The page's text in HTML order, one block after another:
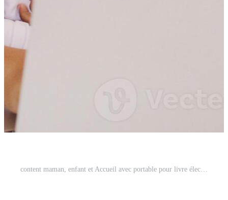
content maman, enfant et Accueil avec portable pour livre électronique, divertissement ou rire pour marrant bande dessinée ensemble. mère, enfant ou fille avec surprise réaction pour comédie histoire, humour ou amusement abonnement dans maison Photo Pro